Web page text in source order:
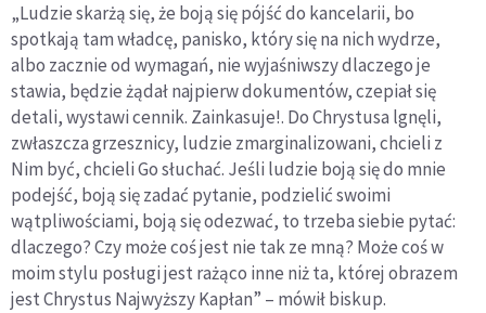
„Ludzie skarżą się, że boją się pójść do kancelarii, bo
spotkają tam władcę, panisko, który się na nich wydrze,
albo zacznie od wymagań, nie wyjaśniwszy dlaczego je
stawia, będzie żądał najpierw dokumentów, czepiał się
detali, wystawi cennik. Zainkasuje!. Do Chrystusa lgnęli,
zwłaszcza grzesznicy, ludzie zmarginalizowani, chcieli z
Nim być, chcieli Go słuchać. Jeśli ludzie boją się do mnie
podejść, boją się zadać pytanie, podzielić swoimi
wątpliwościami, boją się odezwać, to trzeba siebie pytać:
dlaczego? Czy może coś jest nie tak ze mną? Może coś w
moim stylu posługi jest rażąco inne niż ta, której obrazem
jest Chrystus Najwyższy Kapłan” – mówił biskup.